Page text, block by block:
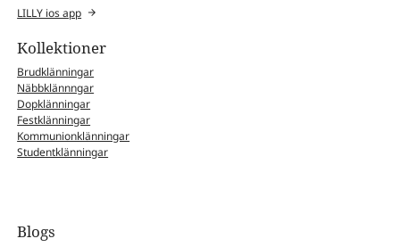
LILLY ios app
Kollektioner
Brudklänningar
Näbbklännngar
Dopklänningar
Festklänningar
Kommunionklänningar
Studentklänningar
Blogs